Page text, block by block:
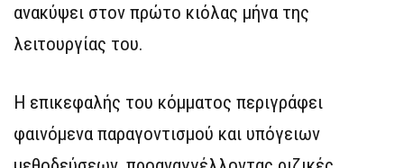
ανακύψει στον πρώτο κιόλας μήνα της
λειτουργίας του.
Η επικεφαλής του κόμματος περιγράφει
φαινόμενα παραγοντισμού και υπόγειων